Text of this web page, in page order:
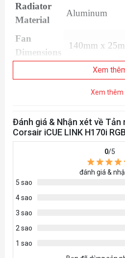
Radiator
Material
Aluminum
Fan
Dimensions
140mm x
Intel 1700,
Fan Speed 400 -
12.1 - 82.5
Fan Static
Pressure
Radiator
Size
Xem
Xem thêm
Đánh giá & Nhận xét về Tản
Corsair iCUE LINK H170i
0/5
đánh giá &
5 sao
4 sao
3 sao
2 sao
1 sao